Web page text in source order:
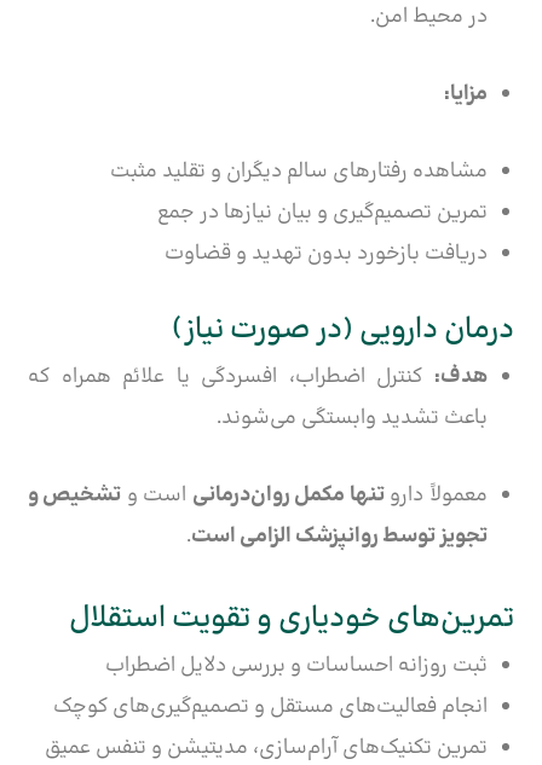
در محیط امن.
مزایا:
مشاهده رفتارهای سالم دیگران و تقلید مثبت
تمرین تصمیم‌گیری و بیان نیازها در جمع
دریافت بازخورد بدون تهدید و قضاوت
درمان دارویی (در صورت نیاز)
هدف: کنترل اضطراب، افسردگی یا علائم همراه که
باعث تشدید وابستگی می‌شوند.
معمولاً داروتنها مکمل روان‌درمانی است و تشخیص و
تجویز توسط روانپزشک الزامی است.
تمرین‌های خودیاری و تقویت استقلال
ثبت روزانه احساسات و بررسی دلایل اضطراب
انجام فعالیت‌های مستقل و تصمیم‌گیری‌های کوچک
تمرین تکنیک‌های آرام‌سازی، مدیتیشن و تنفس عمیق